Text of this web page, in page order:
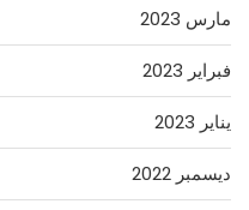
مارس 2023
فبراير 2023
يناير 2023
ديسمبر 2022